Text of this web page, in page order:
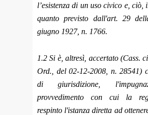
l’esistenza di un uso civico e, ciò,
quanto previsto dall'art. 29
giugno 1927, n. 1766.
1.2 Si è, altresì, accertato (Cass.
Ord., del 02-12-2008, n. 28541)
di giurisdizione,
provvedimento con cui la
respinto l'istanza diretta ad